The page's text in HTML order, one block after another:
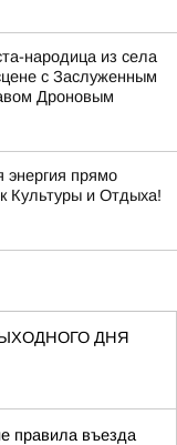
народица из села
с Заслуженным
Дроновым
энергия прямо
Культуры и Отдыха!
ДНЯ
правила въезда